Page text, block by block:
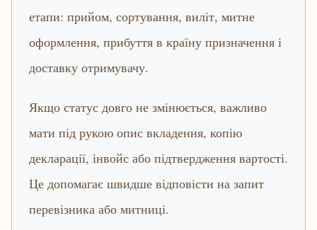
етапи: прийом, сортування, виліт, митне
оформлення, прибуття в країну призначення і
доставку отримувачу.
Якщо статус довго не змінюється, важливо
мати під рукою опис вкладення, копію
декларації, інвойс або підтвердження вартості.
Це допомагає швидше відповісти на запит
перевізника або митниці.